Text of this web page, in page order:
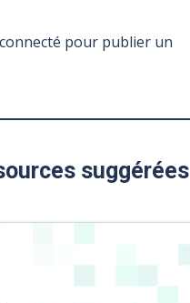
pour publier un
suggérées